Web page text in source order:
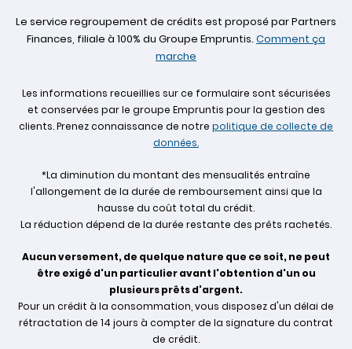
Le service regroupement de crédits est proposé par Partners
Finances, filiale à 100% du Groupe Empruntis. Comment ça
marche
Les informations recueillies sur ce formulaire sont sécurisées
et conservées par le groupe Empruntis pour la gestion des
clients. Prenez connaissance de notre politique de collecte de
données.
*La diminution du montant des mensualités entraîne
l'allongement de la durée de remboursement ainsi que la
hausse du coût total du crédit.
La réduction dépend de la durée restante des prêts rachetés.
Aucun versement, de quelque nature que ce soit, ne peut
être exigé d'un particulier avant l'obtention d'un ou
plusieurs prêts d'argent.
Pour un crédit à la consommation, vous disposez d'un délai de
rétractation de 14 jours à compter de la signature du contrat
de crédit.